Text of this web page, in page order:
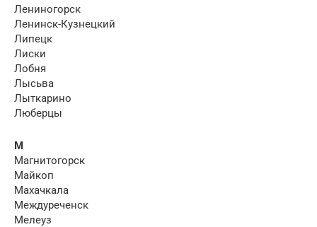
Лениногорск
Ленинск-Кузнецкий
Липецк
Лиски
Лобня
Лысьва
Лыткарино
Люберцы
М
Магнитогорск
Майкоп
Махачкала
Междуреченск
Мелеуз